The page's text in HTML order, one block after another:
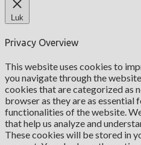
Luk
Privacy Overview
This website uses cookies to
you navigate through the
cookies that are categorized as
browser as they are as
functionalities of the website.
that help us analyze and
These cookies will be stored in